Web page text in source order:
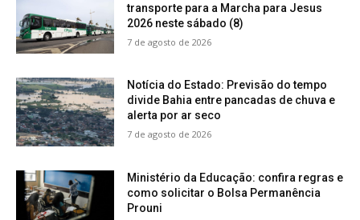
transporte para a Marcha para Jesus
2026 neste sábado (8)
7 de agosto de 2026
Notícia do Estado: Previsão do tempo
divide Bahia entre pancadas de chuva e
alerta por ar seco
7 de agosto de 2026
Ministério da Educação: confira regras e
como solicitar o Bolsa Permanência
Prouni